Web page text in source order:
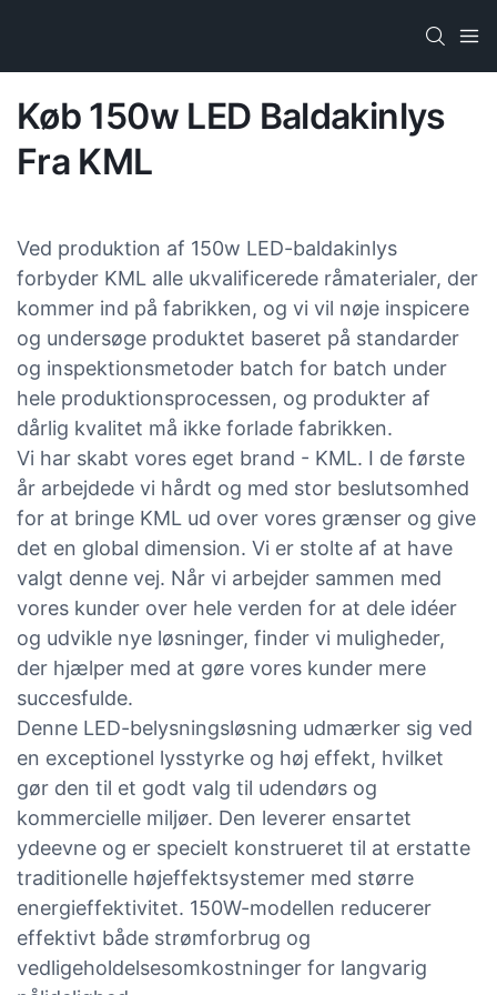
Køb 150w LED Baldakinlys
Fra KML
Ved produktion af 150w LED-baldakinlys
forbyder KML alle ukvalificerede råmaterialer, der
kommer ind på fabrikken, og vi vil nøje inspicere
og undersøge produktet baseret på standarder
og inspektionsmetoder batch for batch under
hele produktionsprocessen, og produkter af
dårlig kvalitet må ikke forlade fabrikken.
Vi har skabt vores eget brand - KML. I de første
år arbejdede vi hårdt og med stor beslutsomhed
for at bringe KML ud over vores grænser og give
det en global dimension. Vi er stolte af at have
valgt denne vej. Når vi arbejder sammen med
vores kunder over hele verden for at dele idéer
og udvikle nye løsninger, finder vi muligheder,
der hjælper med at gøre vores kunder mere
succesfulde.
Denne LED-belysningsløsning udmærker sig ved
en exceptionel lysstyrke og høj effekt, hvilket
gør den til et godt valg til udendørs og
kommercielle miljøer. Den leverer ensartet
ydeevne og er specielt konstrueret til at erstatte
traditionelle højeffektsystemer med større
energieffektivitet. 150W-modellen reducerer
effektivt både strømforbrug og
vedligeholdelsesomkostninger for langvarig